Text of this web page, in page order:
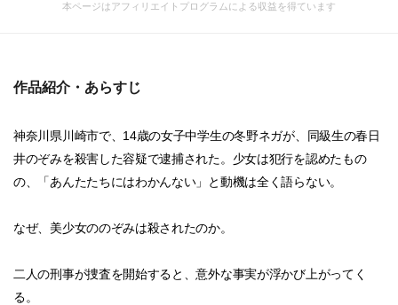
本ページはアフィリエイトプログラムによる収益を得ています
作品紹介・あらすじ
神奈川県川崎市で、14歳の女子中学生の冬野ネガが、同級生の春日
井のぞみを殺害した容疑で逮捕された。少女は犯行を認めたもの
の、「あんたたちにはわかんない」と動機は全く語らない。
なぜ、美少女ののぞみは殺されたのか。
二人の刑事が捜査を開始すると、意外な事実が浮かび上がってく
る。